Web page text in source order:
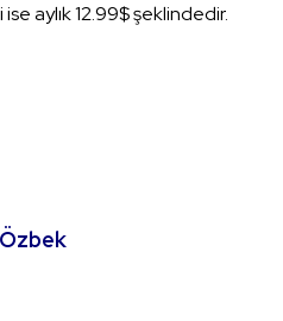
aylık 12.99$ şeklindedir.